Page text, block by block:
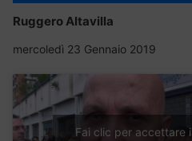
Ruggero Altavilla
mercoledì 23 Gennaio 2019
Fai clic per accettare i